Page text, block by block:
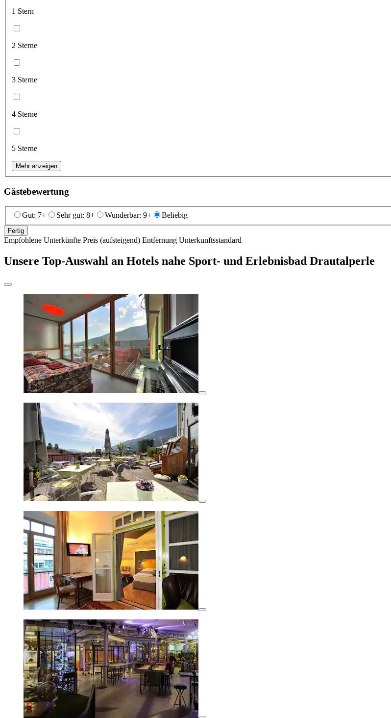
1 Stern
2 Sterne
3 Sterne
4 Sterne
5 Sterne
Mehr anzeigen
Gästebewertung
Gut: 7+ Sehr gut: 8+ Wunderbar: 9+ Beliebig
Fertig
Empfohlene Unterkünfte Preis (aufsteigend) Entfernung Unterkunftsstandard
Unsere Top-Auswahl an Hotels nahe Sport- und Erlebnisbad Drautalperle